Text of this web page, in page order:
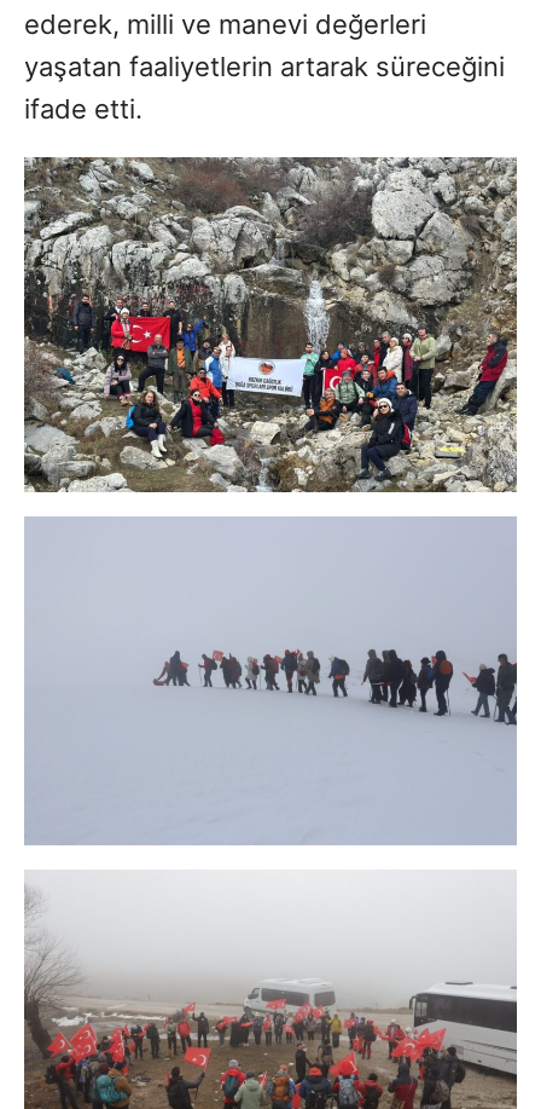
ederek, milli ve manevi değerleri
yaşatan faaliyetlerin artarak süreceğini
ifade etti.